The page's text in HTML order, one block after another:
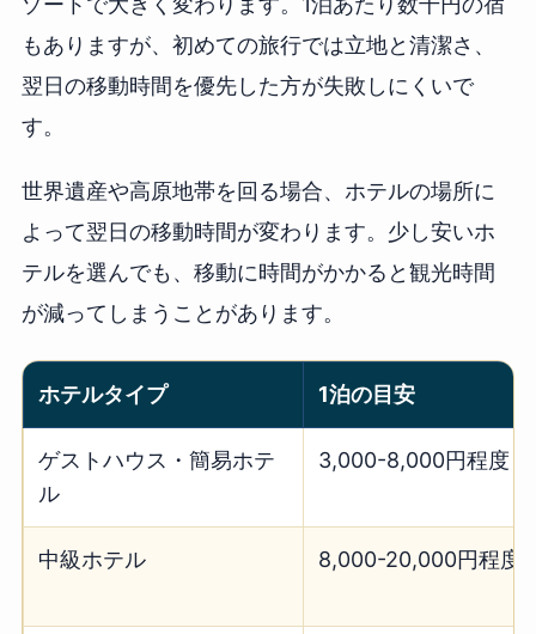
もありますが、初めての旅行では立地と清潔さ、
翌日の移動時間を優先した方が失敗しにくいで
す。
世界遺産や高原地帯を回る場合、ホテルの場所に
よって翌日の移動時間が変わります。少し安いホ
テルを選んでも、移動に時間がかかると観光時間
が減ってしまうことがあります。
ホテルタイプ 1泊の目安
ゲストハウス・簡易ホテ
ル
3,000-8,000円程度
中級ホテル 8,000-20,000円程度